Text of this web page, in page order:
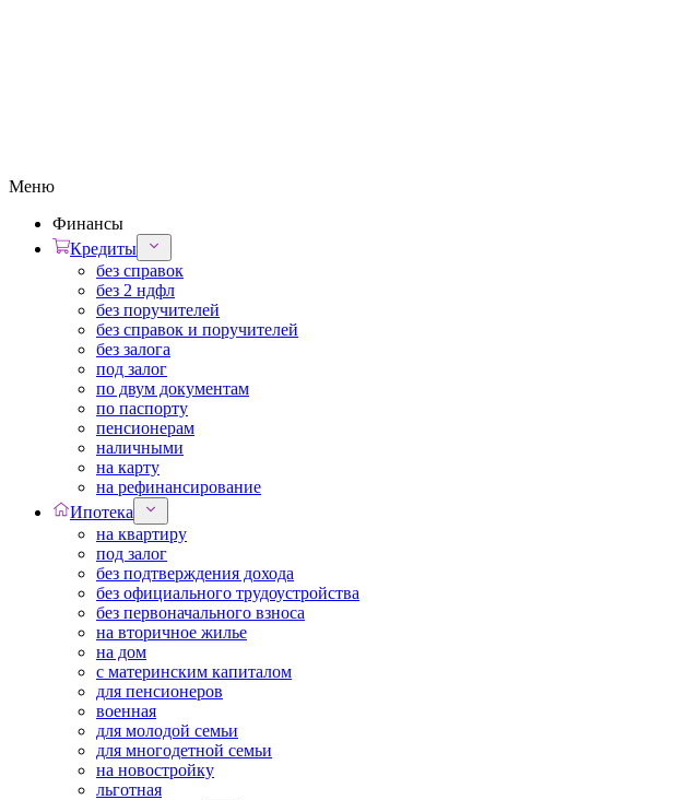
Меню
Финансы
Кредиты
без справок
без 2 ндфл
без поручителей
без справок и поручителей
без залога
под залог
по двум документам
по паспорту
пенсионерам
наличными
на карту
на рефинансирование
Ипотека
на квартиру
под залог
без подтверждения дохода
без официального трудоустройства
без первоначального взноса
на вторичное жилье
на дом
с материнским капиталом
для пенсионеров
военная
для молодой семьи
для многодетной семьи
на новостройку
льготная